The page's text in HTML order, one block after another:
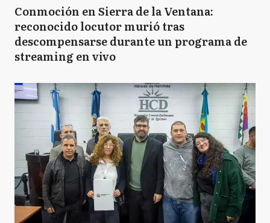
Conmoción en Sierra de la Ventana:
reconocido locutor murió tras
descompensarse durante un programa de
streaming en vivo